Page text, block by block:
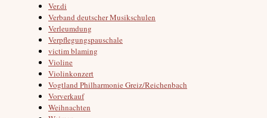
Ver.di
Verband deutscher Musikschulen
Verleumdung
Verpflegungspauschale
victim blaming
Violine
Violinkonzert
Vogtland Philharmonie Greiz/Reichenbach
Vorverkauf
Weihnachten